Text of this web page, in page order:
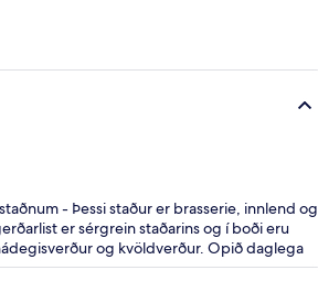
- Þessi staður er brasserie, innlend og
er sérgrein staðarins og í boði eru
og kvöldverður. Opið daglega